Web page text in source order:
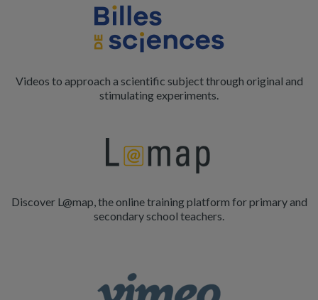
Videos to approach a scientific subject through original and
stimulating experiments.
Discover L@map, the online training platform for primary and
secondary school teachers.